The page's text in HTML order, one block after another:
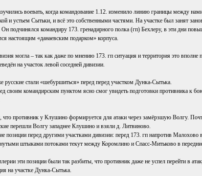
воевать, когда командование 1.12. изменило линию границы между
и устьем Сытьки, и всё это собственными частями. На участке был занят
подчинялся командиру 173. гренадирного полка (гп) Бехлеру, в эти дни
настоящим «данаевским подарком» корпуса.
могла – так как даже по мнению 173. гп ситуация и территория это
на участок левой соседней дивизии.
русские стали «шебуршиться» перед перед участком Дунка-Сытька.
своим командирским пунктом ясно смог увидеть подготовки противника к
противник у Клушино формируется для атаки через замёрзшую Волгу.
перешли Волгу западнее Клушино и взяли д. Литвиново.
позиции перед другими участками дивизии: перед 173. гп напротив
штыками потоками текут между Коромлино и Спасс-Митьково в
эти позиции были так разбиты, что противник даже не успел перейти в
на участке Дунка-Сытька.